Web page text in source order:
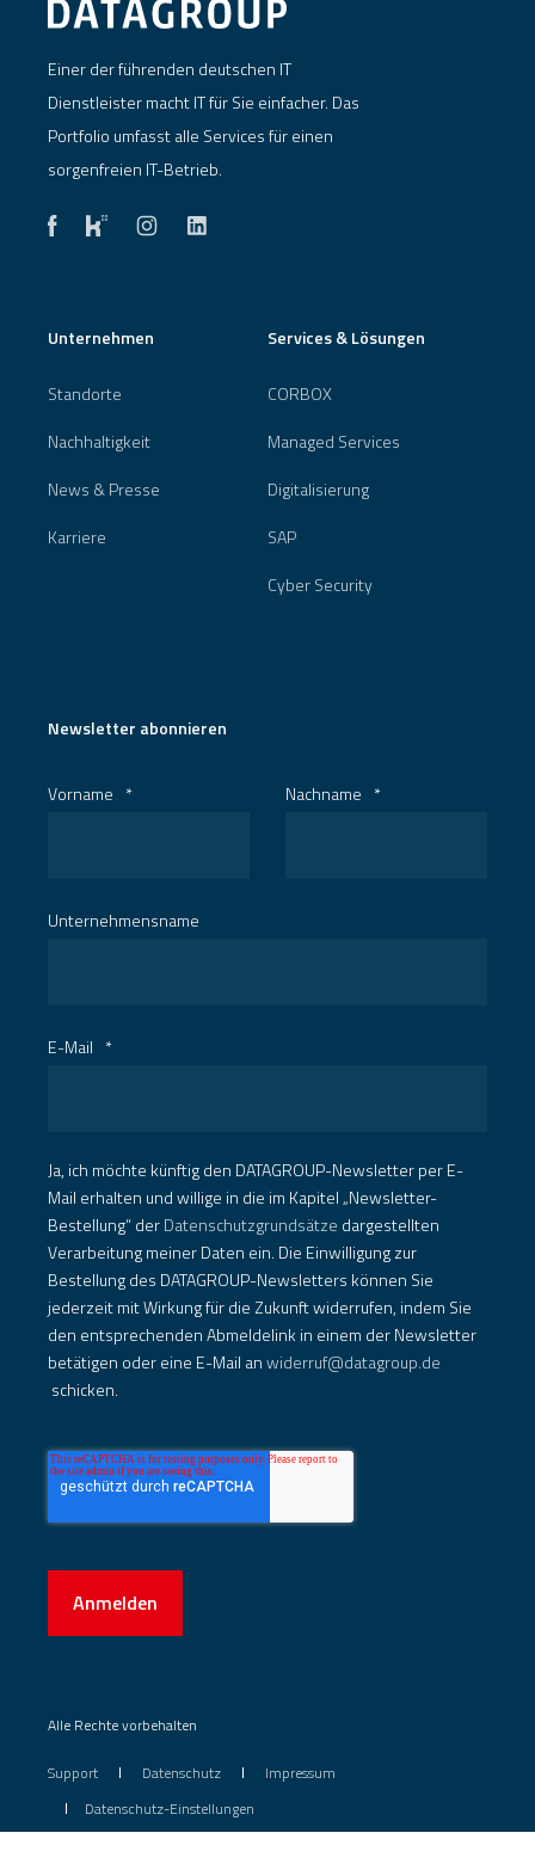
Einer der führenden deutschen IT
Dienstleister macht IT für Sie einfacher. Das
Portfolio umfasst alle Services für einen
sorgenfreien IT-Betrieb.
Unternehmen
Standorte
Nachhaltigkeit
News & Presse
Karriere
Services & Lösungen
CORBOX
Managed Services
Digitalisierung
SAP
Cyber Security
Newsletter abonnieren
Vorname * Nachname *
Unternehmensname
E-Mail *
Ja, ich möchte künftig den DATAGROUP-Newsletter per E-
Mail erhalten und willige in die im Kapitel „Newsletter-
Bestellung“ derDatenschutzgrundsätze dargestellten
Verarbeitung meiner Daten ein. Die Einwilligung zur
Bestellung des DATAGROUP-Newsletters können Sie
jederzeit mit Wirkung für die Zukunft widerrufen, indem Sie
den entsprechenden Abmeldelink in einem der Newsletter
betätigen oder eine E-Mail anwiderruf@datagroup.de
schicken.
Anmelden
Alle Rechte vorbehalten
Support Datenschutz
Impressum
Datenschutz-Einstellungen